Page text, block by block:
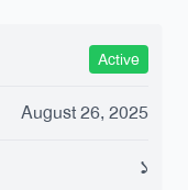
Active
August 26, 2025
১